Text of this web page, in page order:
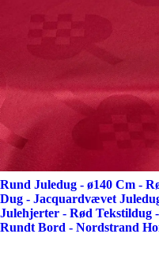
Rund Juledug - ø140 Cm -
Dug - Jacquardvævet
Julehjerter - Rød Tekstildug
Rundt Bord - Nordstrand